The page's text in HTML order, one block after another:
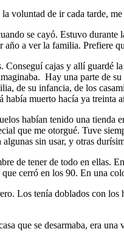
voluntad de ir cada tarde,
se cayó. Estuvo
a ver la familia. Prefiere
cajas y allí guardé
Hay una parte de
de su infancia, de los
muerto hacía ya treinta
habían tenido una
que me otorgué. Tuve
sin usar, y otras
de tener de todo en ellas.
cerró en los 90. En una
Los tenía doblados con
que se desarmaba, era